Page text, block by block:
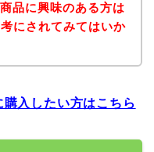
品に興味のある方は
にされてみてはいか
入したい方はこちら